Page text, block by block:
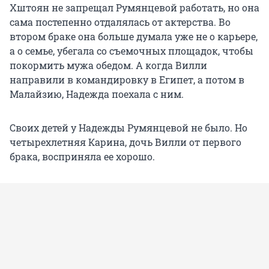
Хштоян не запрещал Румянцевой работать, но она
сама постепенно отдалялась от актерства. Во
втором браке она больше думала уже не о карьере,
а о семье, убегала со съемочных площадок, чтобы
покормить мужа обедом. А когда Вилли
направили в командировку в Египет, а потом в
Малайзию, Надежда поехала с ним.
Своих детей у Надежды Румянцевой не было. Но
четырехлетняя Карина, дочь Вилли от первого
брака, восприняла ее хорошо.